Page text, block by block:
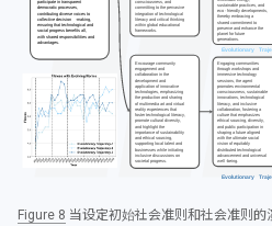
Figure 8 当设定初始社会准则和社会准则